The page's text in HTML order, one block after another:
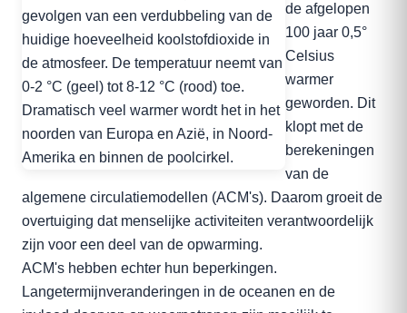
de afgelopen
100 jaar 0,5°
Celsius
warmer
geworden. Dit
klopt met de
berekeningen
van de
algemene circulatiemodellen (ACM's). Daarom groeit de
overtuiging dat menselijke activiteiten verantwoordelijk
zijn voor een deel van de opwarming.
ACM's hebben echter hun beperkingen.
Langetermijnveranderingen in de oceanen en de